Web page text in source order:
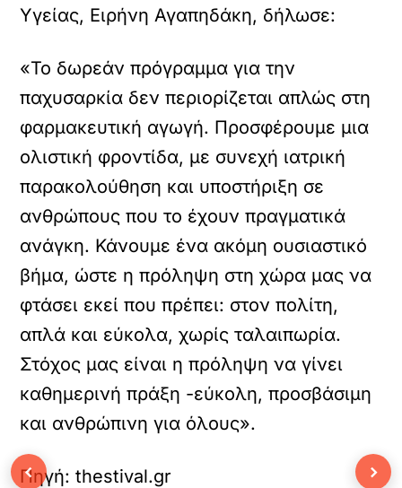
Υγείας, Ειρήνη Αγαπηδάκη, δήλωσε:
«Το δωρεάν πρόγραμμα για την
παχυσαρκία δεν περιορίζεται απλώς στη
φαρμακευτική αγωγή. Προσφέρουμε μια
ολιστική φροντίδα, με συνεχή ιατρική
παρακολούθηση και υποστήριξη σε
ανθρώπους που το έχουν πραγματικά
ανάγκη. Κάνουμε ένα ακόμη ουσιαστικό
βήμα, ώστε η πρόληψη στη χώρα μας να
φτάσει εκεί που πρέπει: στον πολίτη,
απλά και εύκολα, χωρίς ταλαιπωρία.
Στόχος μας είναι η πρόληψη να γίνει
καθημερινή πράξη -εύκολη, προσβάσιμη
και ανθρώπινη για όλους».
Πηγή: thestival.gr
‹ ›